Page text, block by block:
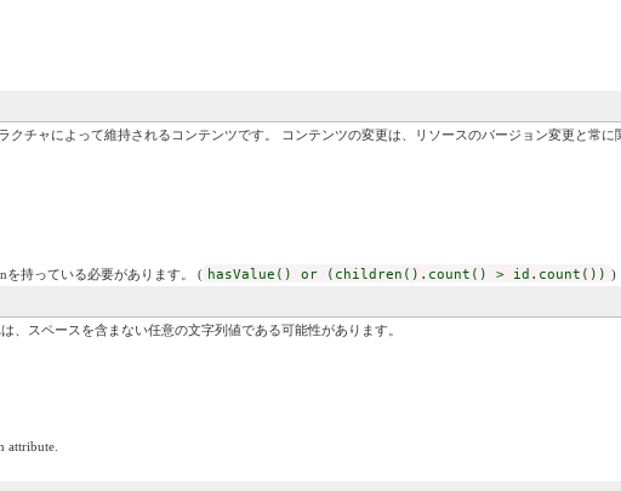
クチャによって維持されるコンテンツです。 コンテンツの変更は、リソースのバージョン変更と常に
を持っている必要があります。 ( hasValue() or (children().count() > id.count()) )
、スペースを含まない任意の文字列値である可能性があります。
attribute.